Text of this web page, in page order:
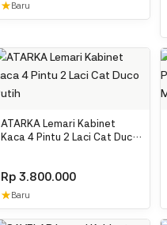
★ Baru
ATARKA Lemari Kabinet
Kaca 4 Pintu 2 Laci Cat Duco
Rp 3.800.000
★ Baru